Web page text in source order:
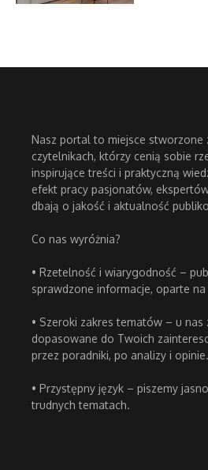
Nasz portal to miejsce stworzone
czytelnikach, którzy cenią sobie
inspirujące treści i praktyczną
efekt pracy pasjonatów,
dbają o jakość i aktualność
Co nas wyróżnia?
• Rzetelność i wiarygodność –
sprawdzone informacje, oparte na
• Szeroki zakres tematów – u nas
dopasowane do Twoich
przez poradniki, po analizy i opinie.
• Przystępny język – piszemy
trudnych tematach.